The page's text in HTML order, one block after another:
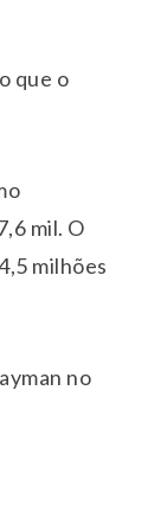
que o
mil. O
milhões
no